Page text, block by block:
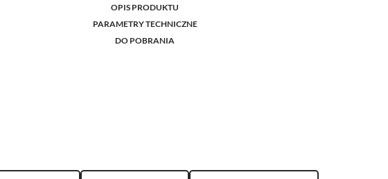
OPIS PRODUKTU
PARAMETRY TECHNICZNE
DO POBRANIA